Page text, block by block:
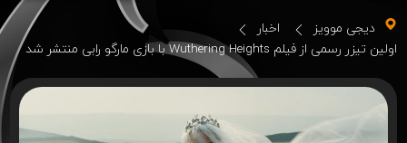
دیجی موویز
اخبار
اولین تیزر رسمی از فیلم Wuthering Heights با بازی مارگو رابی منتشر شد